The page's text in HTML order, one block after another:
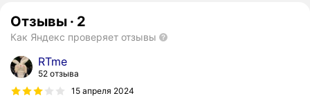
Отзывы · 2
Как Яндекс проверяет отзывы
RTme
52 отзыва
15 апреля 2024